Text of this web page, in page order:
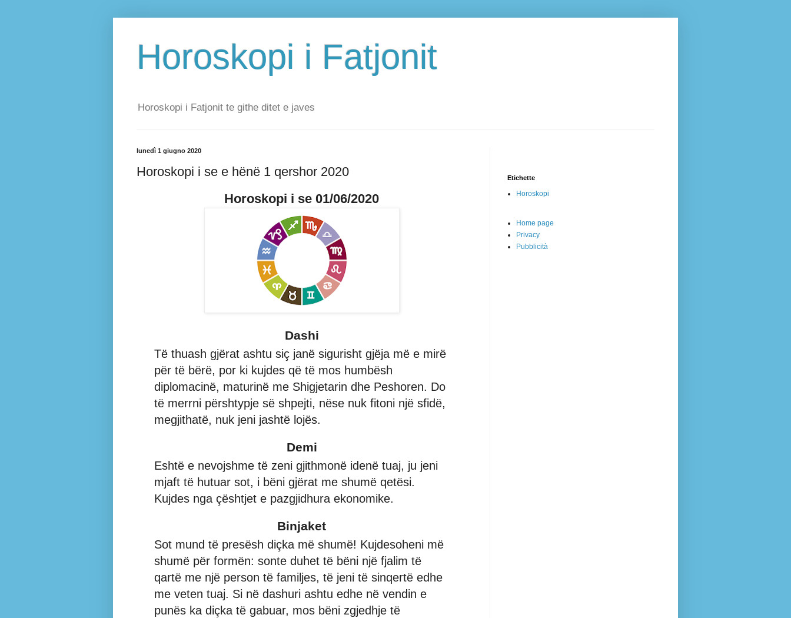
Horoskopi i Fatjonit
Horoskopi i Fatjonit te githe ditet e javes
lunedì 1 giugno 2020
Horoskopi i se e hënë 1 qershor 2020
Horoskopi i se 01/06/2020
Dashi
Të thuash gjërat ashtu siç janë sigurisht gjëja më e mirë
për të bërë, por ki kujdes që të mos humbësh
diplomacinë, maturinë me Shigjetarin dhe Peshoren. Do
të merrni përshtypje së shpejti, nëse nuk fitoni një sfidë,
megjithatë, nuk jeni jashtë lojës.
Demi
Eshtë e nevojshme të zeni gjithmonë idenë tuaj, ju jeni
mjaft të hutuar sot, i bëni gjërat me shumë qetësi.
Kujdes nga çështjet e pazgjidhura ekonomike.
Binjaket
Sot mund të presësh diçka më shumë! Kujdesoheni më
shumë për formën: sonte duhet të bëni një fjalim të
qartë me një person të familjes, të jeni të sinqertë edhe
me veten tuaj. Si në dashuri ashtu edhe në vendin e
punës ka diçka të gabuar, mos bëni zgjedhje të
Etichette
Horoskopi
Home page
Privacy
Pubblicità